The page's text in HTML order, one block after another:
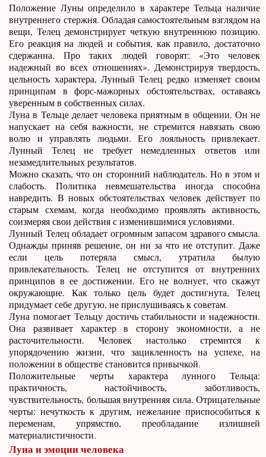
Положение Луны определило в характере Тельца наличие
внутреннего стержня. Обладая самостоятельным взглядом на
вещи, Телец демонстрирует четкую внутреннюю позицию.
Его реакция на людей и события, как правило, достаточно
сдержанна. Про таких людей говорят: «Это человек
надежный во всех отношениях». Демонстрируя твердость,
цельность характера, Лунный Телец редко изменяет своим
принципам в форс-мажорных обстоятельствах, оставаясь
уверенным в собственных силах.
Луна в Тельце делает человека приятным в общении. Он не
напускает на себя важности, не стремится навязать свою
волю и управлять людьми. Его лояльность привлекает.
Лунный Телец не требует немедленных ответов или
незамедлительных результатов.
Можно сказать, что он сторонний наблюдатель. Но в этом и
слабость. Политика невмешательства иногда способна
навредить. В новых обстоятельствах человек действует по
старым схемам, когда необходимо проявлять активность,
соизмеряя свои действия с изменившимися условиями.
Лунный Телец обладает огромным запасом здравого смысла.
Однажды приняв решение, он ни за что не отступит. Даже
если цель потеряла смысл, утратила былую
привлекательность. Телец не отступится от внутренних
принципов в ее достижении. Его не волнует, что скажут
окружающие. Как только цель будет достигнута, Телец
придумает себе другую, не прислушиваясь к советам.
Луна помогает Тельцу достичь стабильности и надежности.
Она развивает характер в сторону экономности, а не
расточительности. Человек настолько стремится к
упорядочению жизни, что зацикленность на успехе, на
положении в обществе становится привычкой.
Положительные черты характера лунного Тельца:
практичность, настойчивость, заботливость,
чувствительность, большая внутренняя сила. Отрицательные
черты: нечуткость к другим, нежелание приспособиться к
переменам, упрямство, преобладание излишней
материалистичности.
Луна и эмоции человека